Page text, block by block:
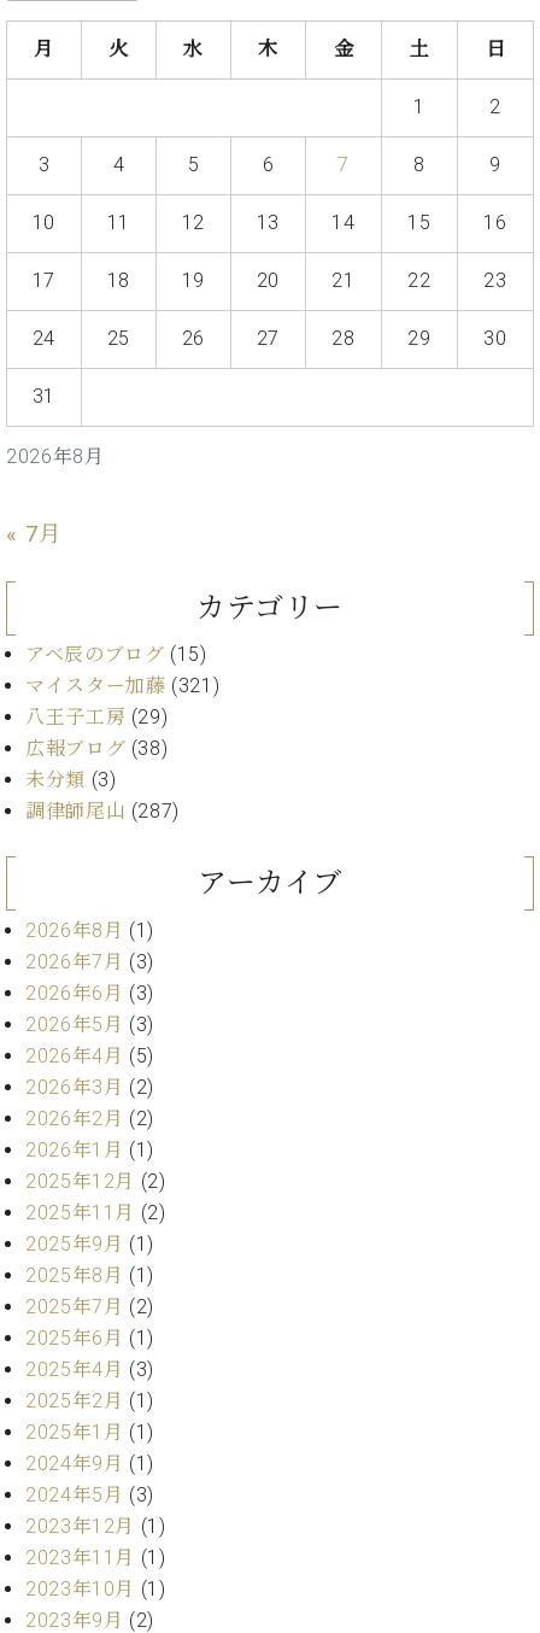
ラ
ト
ア
ベ
ヒ
ュ
フ
マ
ン
プ
ェ
ナ
ル
W.
ホ
フ
マ
ン
ト
ラ
デ
ィ
シ
ョ
ン
W.
ホ
フ
マ
ン
ヴ
ィ
ジ
ョ
ン
室
ノ
コ
シ
セン
トラ
問
合
わ
せ
王
子
・
術
営
業
セ
ン
タ
ー
ス
タ
ッ
フ
挨
拶
技
術
者
介
展示
情報
【ユ
2026年8月
月 火 水 木 金 土 日
1 2
3 4 5 6 7 8 9
10 11 12 13 14 15 16
17 18 19 20 21 22 23
24 25 26 27 28 29 30
31
« 7月
カテゴリー
アベ辰のブログ (15)
マイスター加藤 (321)
八王子工房 (29)
広報ブログ (38)
未分類 (3)
調律師尾山 (287)
アーカイブ
2026年8月 (1)
2026年7月 (3)
2026年6月 (3)
2026年5月 (3)
2026年4月 (5)
2026年3月 (2)
2026年2月 (2)
2026年1月 (1)
2025年12月 (2)
2025年11月 (2)
2025年9月 (1)
2025年8月 (1)
2025年7月 (2)
2025年6月 (1)
2025年4月 (3)
2025年2月 (1)
2025年1月 (1)
2024年9月 (1)
2024年5月 (3)
2023年12月 (1)
2023年11月 (1)
2023年10月 (1)
2023年9月 (2)